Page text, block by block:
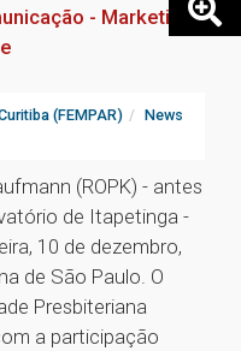
- Marketing
(FEMPAR) News
(ROPK) - antes
de Itapetinga -
10 de dezembro,
de São Paulo. O
Presbiteriana
a participação